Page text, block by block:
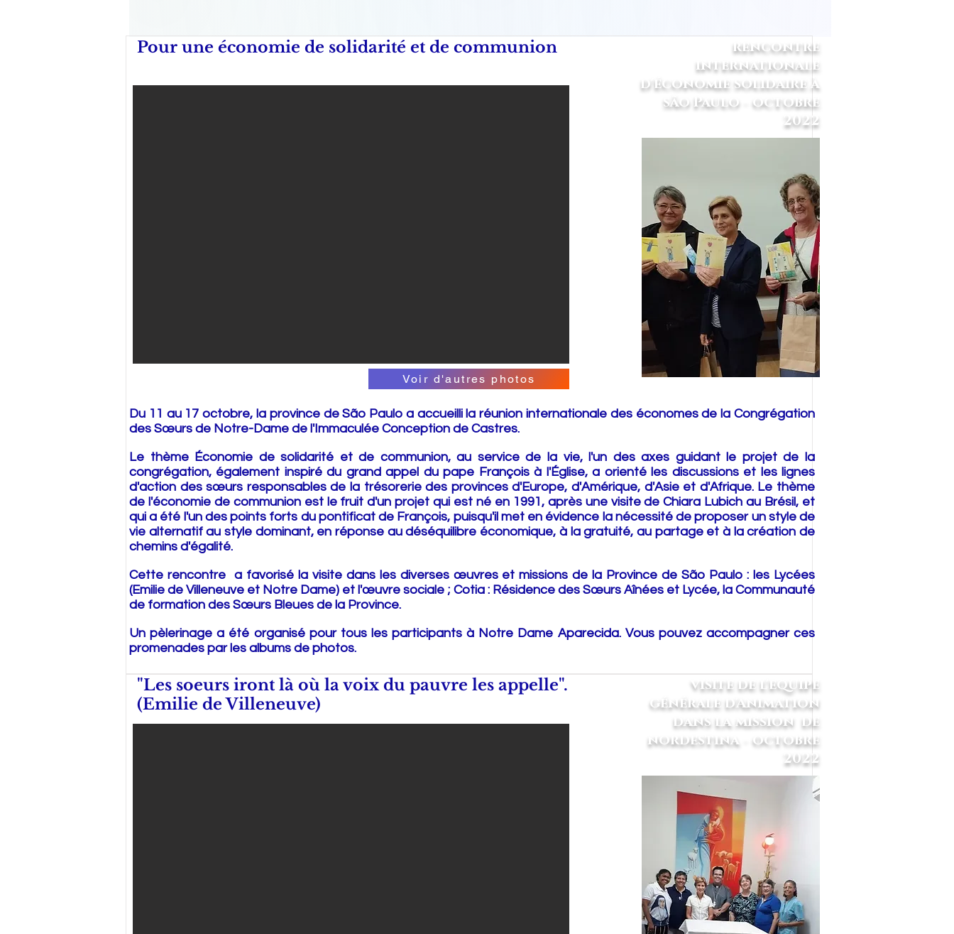
Pour une économie de solidarité et de communion
Voir d'autres photos
rencontre
internationale
d'économie solidaire à
são Paulo - octobre
2022
Du 11 au 17 octobre, la province de São Paulo a accueilli la réunion internationale des économes de la Congrégation
des Sœurs de Notre-Dame de l'Immaculée Conception de Castres.
Le thème Économie de solidarité et de communion, au service de la vie, l'un des axes guidant le projet de la
congrégation, également inspiré du grand appel du pape François à l'Église, a orienté les discussions et les lignes
d'action des sœurs responsables de la trésorerie des provinces d'Europe, d'Amérique, d'Asie et d'Afrique. Le thème
de l'économiede communion est le fruit d'un projet qui est né en 1991, après une visite de Chiara Lubich au Brésil, et
qui a été l'un des points forts du pontificat de François, puisqu'il met en évidence la nécessité de proposer un style de
vie alternatif au style dominant, en réponse au déséquilibre économique, à la gratuité, au partage et à la création de
chemins d'égalité.
Cette rencontre a favorisé la visite dans les diverses œuvreset missions de la Province de São Paulo : les Lycées
(Emilie de Villeneuve et Notre Dame) et l'œuvre sociale ; Cotia : Résidence des SœursAînées et Lycée, la Communauté
de formation des Sœurs Bleues de la Province.
Unpèlerinage a été organisé pour tous les participants à Notre Dame Aparecida. Vous pouvez accompagnerces
promenades par les albums de photos.
"Les soeurs iront là où la voix du pauvre les appelle".
(Emilie de Villeneuve)
visite de l'equipe
générale d'Animation
dans la mission de
nordestina - octobre
2022